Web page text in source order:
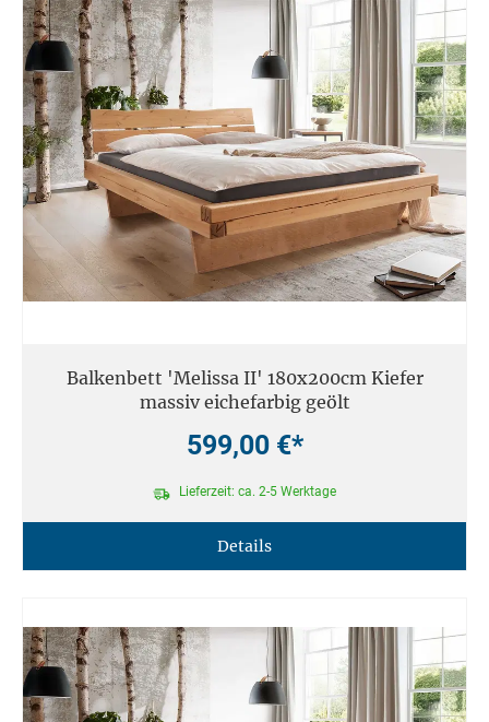
Balkenbett 'Melissa II' 180x200cm Kiefer
massiv eichefarbig geölt
599,00 €*
Lieferzeit: ca. 2-5 Werktage
Details